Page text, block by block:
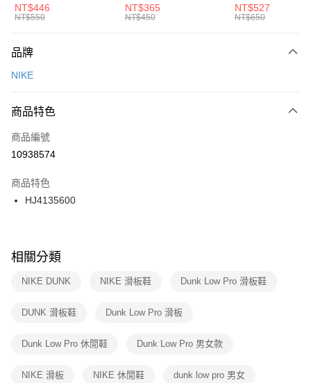
元大商業銀行
台灣樂天信用卡公司
AFTEE先享後付
【關於「AFTEE先享後付」】
便利好安心！
３．安心：先確認商品／服務後，再付款。
【「AFTEE先享後付」結帳流程】
１．於結帳方式選擇「AFTEE先享後付」後，將跳轉至「AFTEE先享後付」
２．訂單成立數日內，您將收到繳費通知簡訊。
３．收到繳費通知簡訊後14天內，點擊此簡訊中的連結，可透過四大超商／
ATM／網路銀行／等多元方式進行付款，方視為交易完成。
※ 交易是否成功請以「AFTEE先享後付 」之結帳頁面顯示為準，若有關於
是否繳費成功／繳費後需取消欲退款等相關疑問，請聯繫「AFTEE先享後付
客戶支援中心」
https://netprotections.freshdesk.com/support/home
１．透過由恩沛科技股份有限公司提供之「AFTEE先享後付」服務完成之交
權轉讓予恩沛科技股份有限公司。
３．未成年的使用者請事先徵得法定代理人或監護人之同意方可使用
運送方式
每筆NT$100，滿NT$1,500(含以上)免運費
宅配
每筆NT$100，滿NT$1,500(含以上)免運費
中統襪 FZ3393100
NT$446
NT$550
EMBRDY 男女 短統襪
FZ3073133
NT$365
NT$450
BA5871010
NT$527
NT$650
品牌
NIKE
商品特色
商品編號
10938574
商品特色
HJ4135600
相關分類
NIKE DUNK NIKE 滑板鞋 Dunk Low Pro 滑板鞋
DUNK 滑板鞋 Dunk Low Pro 滑板
Dunk Low Pro 休閒鞋 Dunk Low Pro 男女款
NIKE 滑板 NIKE 休閒鞋 dunk low pro 男女